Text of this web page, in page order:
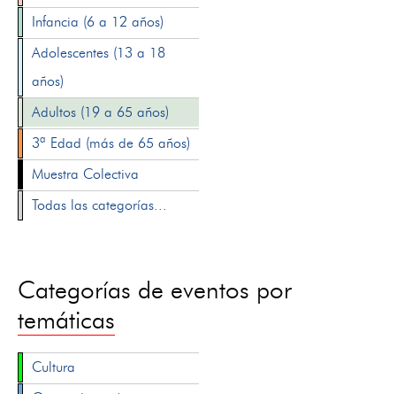
Infancia (6 a 12 años)
Adolescentes (13 a 18
años)
Adultos (19 a 65 años)
3ª Edad (más de 65 años)
Muestra Colectiva
Todas las categorías...
Categorías de eventos por
temáticas
Cultura